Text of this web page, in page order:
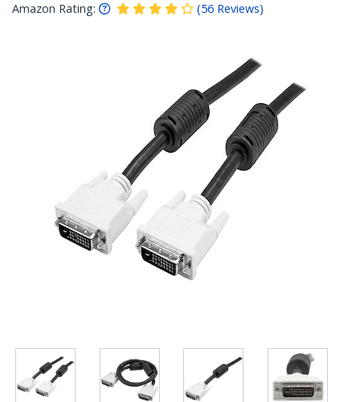
Amazon Rating:
(56 Reviews)